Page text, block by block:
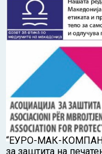
“ЕУРО-МАК-
за заштита на